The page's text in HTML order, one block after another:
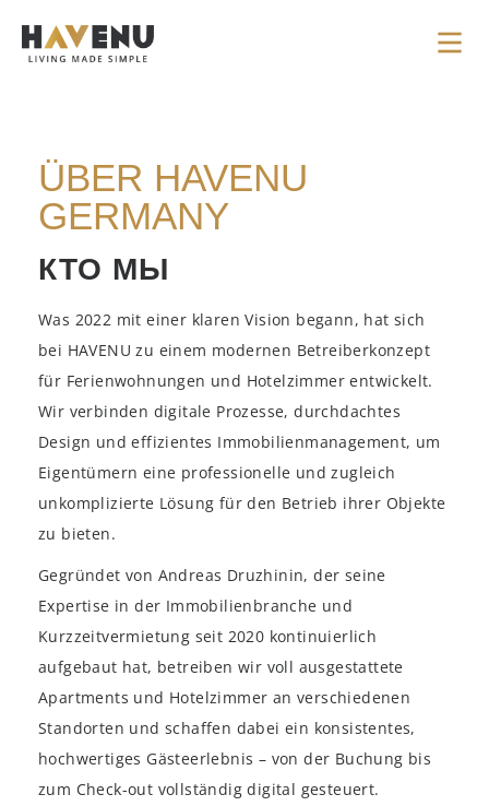
ÜBER HAVENU
GERMANY
КТО МЫ
Was 2022 mit einer klaren Vision begann, hat sich
bei HAVENU zu einem modernen Betreiberkonzept
für Ferienwohnungen und Hotelzimmer entwickelt.
Wir verbinden digitale Prozesse, durchdachtes
Design und effizientes Immobilienmanagement, um
Eigentümern eine professionelle und zugleich
unkomplizierte Lösung für den Betrieb ihrer Objekte
zu bieten.
Gegründet von Andreas Druzhinin, der seine
Expertise in der Immobilienbranche und
Kurzzeitvermietung seit 2020 kontinuierlich
aufgebaut hat, betreiben wir voll ausgestattete
Apartments und Hotelzimmer an verschiedenen
Standorten und schaffen dabei ein konsistentes,
hochwertiges Gästeerlebnis – von der Buchung bis
zum Check-out vollständig digital gesteuert.